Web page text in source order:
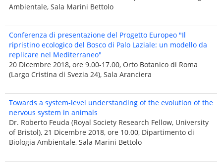
Ambientale, Sala Marini Bettolo
Conferenza di presentazione del Progetto Europeo "Il
ripristino ecologico del Bosco di Palo Laziale: un modello da
replicare nel Mediterraneo"
20 Dicembre 2018, ore 9.00-17.00, Orto Botanico di Roma
(Largo Cristina di Svezia 24), Sala Aranciera
Towards a system-level understanding of the evolution of the
nervous system in animals
Dr. Roberto Feuda (Royal Society Research Fellow, University
of Bristol), 21 Dicembre 2018, ore 10.00, Dipartimento di
Biologia Ambientale, Sala Marini Bettolo